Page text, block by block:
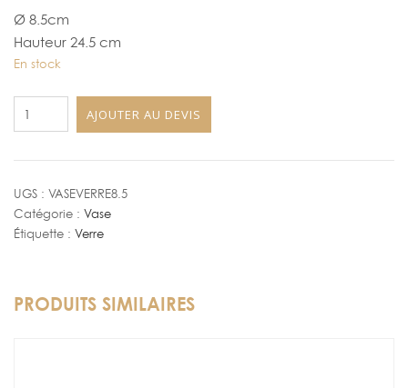
Ø 8.5cm
Hauteur 24.5 cm
En stock
de
verre
Cylindrique
Ø
AJOUTER AU DEVIS
UGS : VASEVERRE8.5
Catégorie : Vase
Étiquette : Verre
PRODUITS SIMILAIRES